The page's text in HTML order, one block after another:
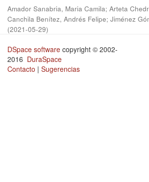
Amador Sanabria, Maria Camila; Arteta
Canchila Benítez, Andrés Felipe; Jiménez
(2021-05-29)
DSpace software copyright © 2002-
2016 DuraSpace
Contacto | Sugerencias